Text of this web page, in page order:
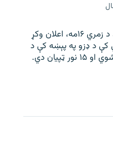
د تایلنډ پولیسو د جمعې په ورځ، د زمري ۱۶مه، اعلان وکړ
د ډزو په پېښه کې د
دي.